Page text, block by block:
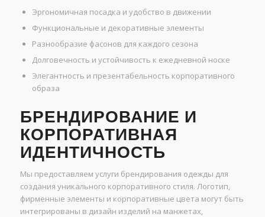
Эргономичная посадка и удобство в движении
Функциональные и декоративные элементы
Разнообразие фасонов для каждого сезона
Долговечность и устойчивость к ежедневной носке
Элегантность и презентабельность корпоративного
образа
БРЕНДИРОВАНИЕ И
КОРПОРАТИВНАЯ
ИДЕНТИЧНОСТЬ
Мы предоставляем услуги брендирования одежды для
создания уникального корпоративного стиля. Логотип,
фирменные элементы и корпоративные цвета могут быть
интегрированы в дизайн изделий на манжетах,